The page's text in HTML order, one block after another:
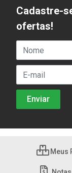
Cadastre-
ofertas!
Meus